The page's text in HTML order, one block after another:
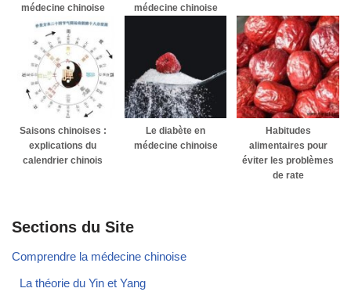
médecine chinoise
médecine chinoise
Saisons chinoises :
explications du
calendrier chinois
Le diabète en
médecine chinoise
Habitudes
alimentaires pour
éviter les problèmes
de rate
Sections du Site
Comprendre la médecine chinoise
La théorie du Yin et Yang